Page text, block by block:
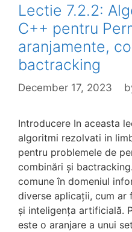
Lectie 7.2.2:
C++ pentru
aranjamente,
bactracking
December 17, 2023
Introducere In aceasta
algoritmi rezolvati in
pentru problemele de
combinări și
comune în domeniul
diverse aplicații, cum
și inteligența artificială.
este o aranjare a unui